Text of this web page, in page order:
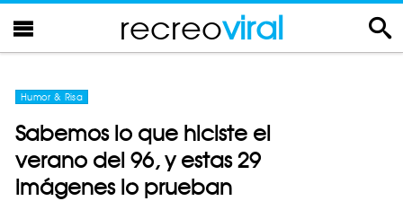
recreoviral
Humor & Risa
Sabemos lo que hiciste el
verano del 96, y estas 29
imágenes lo prueban